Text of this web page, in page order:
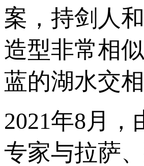
案，持剑人
造型非常相
蓝的湖水交
2021年8月
专家与拉萨